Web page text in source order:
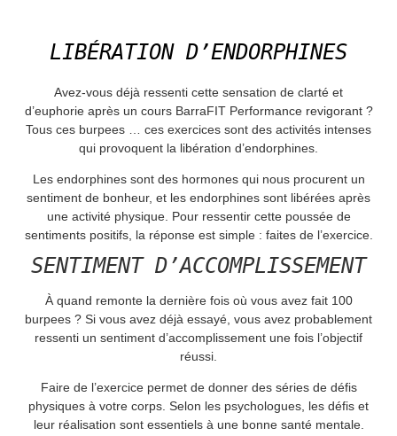
LIBÉRATION D’ENDORPHINES
Avez-vous déjà ressenti cette sensation de clarté et
d’euphorie après un cours BarraFIT Performance revigorant ?
Tous ces burpees … ces exercices sont des activités intenses
qui provoquent la libération d’endorphines.
Les endorphines sont des hormones qui nous procurent un
sentiment de bonheur, et les endorphines sont libérées après
une activité physique. Pour ressentir cette poussée de
sentiments positifs, la réponse est simple : faites de l’exercice.
SENTIMENT D’ACCOMPLISSEMENT
À quand remonte la dernière fois où vous avez fait 100
burpees ? Si vous avez déjà essayé, vous avez probablement
ressenti un sentiment d’accomplissement une fois l’objectif
réussi.
Faire de l’exercice permet de donner des séries de défis
physiques à votre corps. Selon les psychologues, les défis et
leur réalisation sont essentiels à une bonne santé mentale.